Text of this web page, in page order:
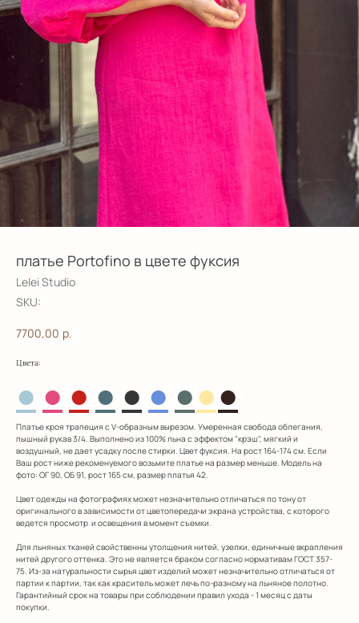
платье Portofino в цвете фуксия
Lelei Studio
SKU:
7700,00 р.
Цвета:
● ● ● ● ● ● ●●●
Платье кроя трапеция с V-образным вырезом. Умеренная свобода облегания,
пышный рукав 3/4. Выполнено из 100% льна с эффектом "крэш", мягкий и
воздушный, не дает усадку после стирки. Цвет фуксия. На рост 164-174 см. Если
Ваш рост ниже рекоменуемого возьмите платье на размер меньше. Модель на
фото: ОГ 90, ОБ 91, рост 165 см, размер платья 42.
Цвет одежды на фотографиях может незначительно отличаться по тону от
оригинального в зависимости от цветопередачи экрана устройства, с которого
ведется просмотр и освещения в момент съемки.
Для льняных тканей свойственны утолщения нитей, узелки, единичные вкрапления
нитей другого оттенка. Это не является браком согласно нормативам ГОСТ 357-
75. Из-за натуральности сырья цвет изделий может незначительно отличаться от
партии к партии, так как краситель может лечь по-разному на льняное полотно.
Гарантийный срок на товары при соблюдении правил ухода - 1 месяц с даты
покупки.